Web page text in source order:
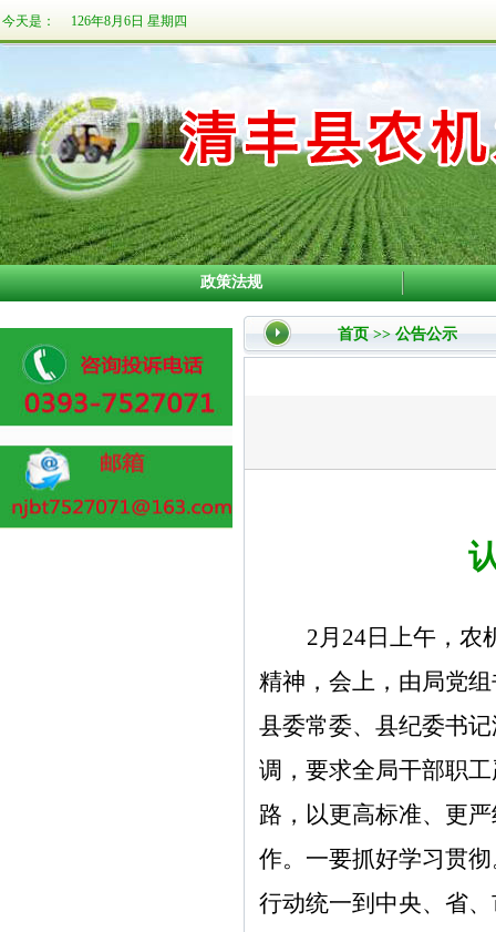
今天是： 126年8月6日 星期四
政策法规
首页>>公告公示
2月24日 上午，农
精神，会上，由局党
县委常委、县纪委书
调，要求全局干部职
路，以更高标准、更
作。一要抓好学习贯
行动统一到中央、省